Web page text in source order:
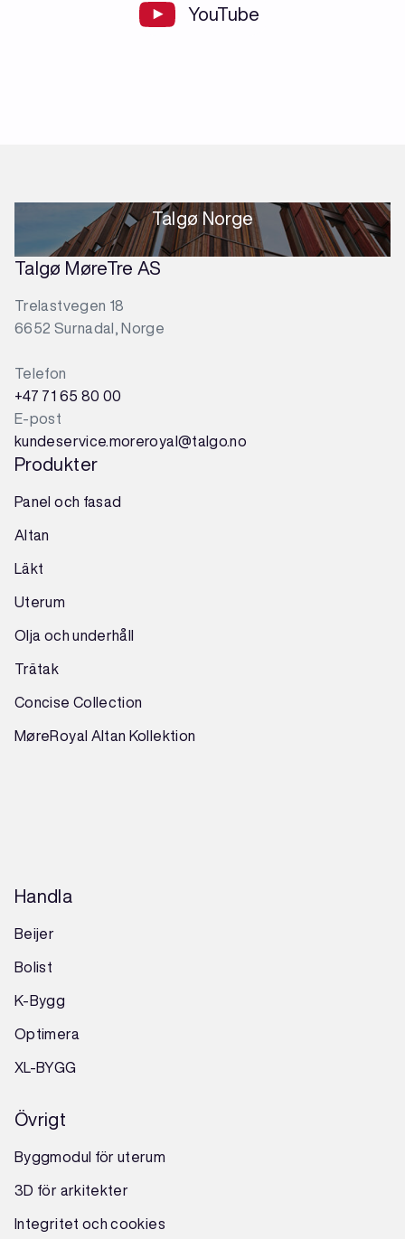
YouTube
Talgø Norge
Talgø MøreTre AS
Trelastvegen 18
6652 Surnadal, Norge
Telefon
+47 71 65 80 00
E-post
kundeservice.moreroyal@talgo.no
Produkter
Panel och fasad
Altan
Läkt
Uterum
Olja och underhåll
Trätak
Concise Collection
MøreRoyal Altan Kollektion
Handla
Beijer
Bolist
K-Bygg
Optimera
XL-BYGG
Övrigt
Byggmodul för uterum
3D för arkitekter
Integritet och cookies